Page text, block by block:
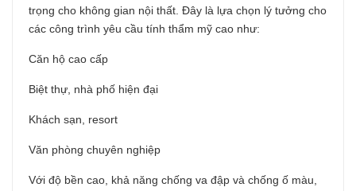
trọng cho không gian nội thất. Đây là lựa chọn lý tưởng cho
các công trình yêu cầu tính thẩm mỹ cao như:
Căn hộ cao cấp
Biệt thự, nhà phố hiện đại
Khách sạn, resort
Văn phòng chuyên nghiệp
Với độ bền cao, khả năng chống va đập và chống ố màu,